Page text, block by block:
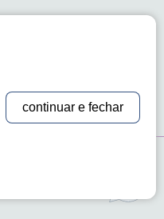
continuar e fechar